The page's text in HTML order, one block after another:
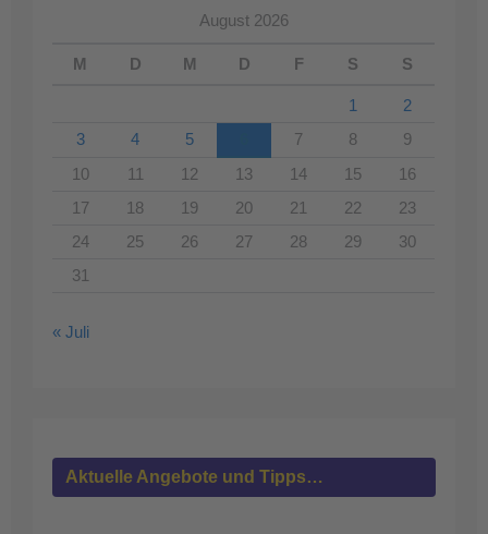
August 2026
M D M D F S S
1
2
3
4 5 7 8
9
10
11 12 13 14 15
16
17
18 19 20 21 22
23
24
25 26 27 28 29
30
31
« Juli
Aktuelle Angebote und Tipps…